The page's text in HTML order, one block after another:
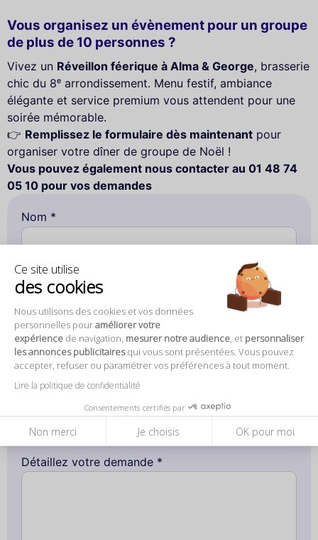
Ce site utilise
des cookies
Nous utilisons des cookies et vos données
personnelles pouraméliorer votre
expérience de navigation, mesurer notre audience , et personnaliser
les annonces publicitairesqui vous sont présentées. Vous pouvez
accepter, refuser ou paramétrer vos préférences à tout moment.
Lire la politique de confidentialité
Consentements certifiés par
Non merci Je choisis OK pour moi
Vous organisez un évènement pour un groupe
de plus de 10 personnes ?
Vivez un Réveillon féerique à Alma & George, brasserie
chic du 8ᵉ arrondissement. Menu festif, ambiance
élégante et service premium vous attendent pour une
soirée mémorable.
👉 Remplissez le formulaire dès maintenant pour
organiser votre dîner de groupe de Noël !
Vous pouvez également nous contacter au 01 48 74
05 10 pour vos demandes
Nom *
Entreprise / Association
Téléphone *
E-mail *
sert à vous contacter pour toute précision concernant votre demande.
Détaillez votre demande *